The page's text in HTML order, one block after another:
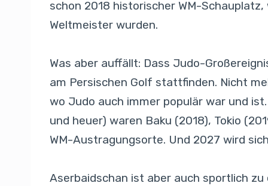
schon 2018 historischer WM-Schauplatz,
Weltmeister wurden.
Was aber auffällt: Dass Judo-
am Persischen Golf stattfinden. Nicht
wo Judo auch immer populär war und
und heuer) waren Baku (2018), Tokio
WM-Austragungsorte. Und 2027 wird
Aserbaidschan ist aber auch sportlich